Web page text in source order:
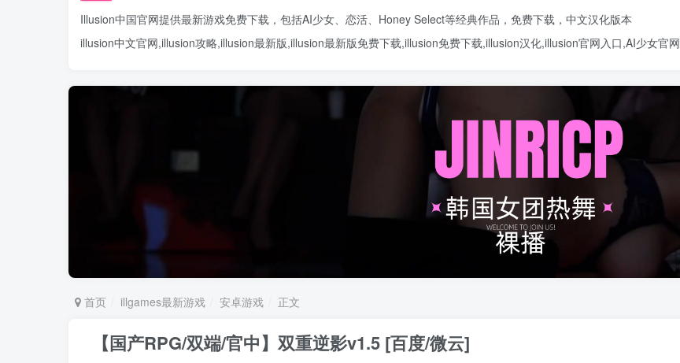
Illusion中国官网提供最新游戏免费下载，包括AI少女、 恋活、 Honey Select等经典作品，免费下载，中文汉化版本
illusion中文官网,illusion攻略,illusion最新版,illusion最新版免费下载,illusion免费下载,illusion汉化,illusion官网入口,AI少女官网
首页 illgames最新游戏 安卓游戏 正文
【国产RPG/双端/官中】双重逆影v1.5 [百度/微云]